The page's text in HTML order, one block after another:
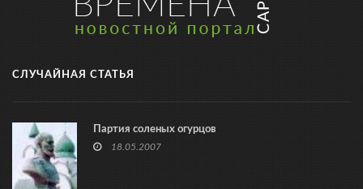
СЛУЧАЙНАЯ СТАТЬЯ
Партия соленых огурцов
18.05.2007